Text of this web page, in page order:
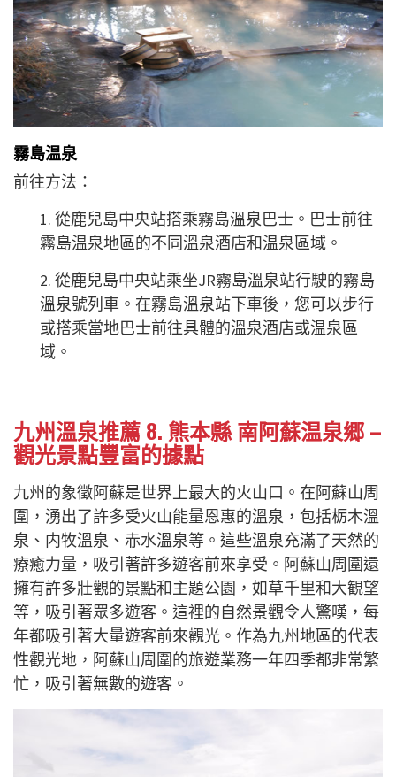
霧島温泉
前往方法：
1. 從鹿兒島中央站搭乘霧島溫泉巴士。巴士前往
霧島温泉地區的不同溫泉酒店和温泉區域。
2. 從鹿兒島中央站乘坐JR霧島溫泉站行駛的霧島
溫泉號列車。在霧島溫泉站下車後，您可以步行
或搭乘當地巴士前往具體的溫泉酒店或温泉區
域。
九州溫泉推薦 8. 熊本縣 南阿蘇温泉郷 –
觀光景點豐富的據點
九州的象徵阿蘇是世界上最大的火山口。在阿蘇山周
圍，湧出了許多受火山能量恩惠的溫泉，包括栃木溫
泉、内牧溫泉、赤水溫泉等。這些溫泉充滿了天然的
療癒力量，吸引著許多遊客前來享受。阿蘇山周圍還
擁有許多壯觀的景點和主題公園，如草千里和大観望
等，吸引著眾多遊客。這裡的自然景觀令人驚嘆，每
年都吸引著大量遊客前來觀光。作為九州地區的代表
性觀光地，阿蘇山周圍的旅遊業務一年四季都非常繁
忙，吸引著無數的遊客。